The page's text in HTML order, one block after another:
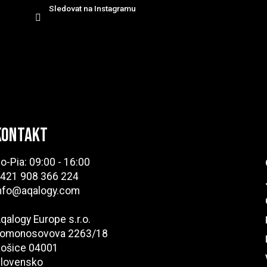
Sledovat na Instagramu
Pia: 09:00 - 16:00
908 366 224
Europe s.r.o.
2263/18
04001